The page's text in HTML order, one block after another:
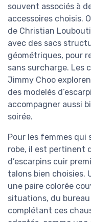
souvent associés à
accessoires choisis.
de Christian
avec des sacs
géométriques, pour
sans surcharge. Les
Jimmy Choo
des modelés
accompagner aussi
soirée.
Pour les femmes
robe, il est pertinent
d’escarpins cuir
talons bien choisies.
une paire colorée
situations, du
complétant ces